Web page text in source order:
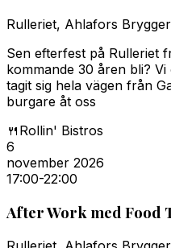
Rulleriet, Ahlafors
Sen efterfest på Rulleriet
kommande 30 åren bli?
tagit sig hela vägen från
burgare åt oss
🍴 Rollin' Bistros
6
november 2026
17:00-22:00
After Work med Food